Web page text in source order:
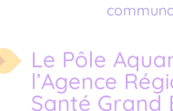
Le Pôle
l’Agence
Santé Grand